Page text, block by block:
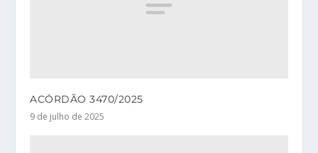
ACÓRDÃO 3470/2025
9 de julho de 2025